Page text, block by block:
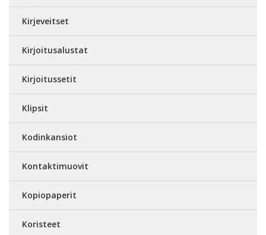
Kirjeveitset
Kirjoitusalustat
Kirjoitussetit
Klipsit
Kodinkansiot
Kontaktimuovit
Kopiopaperit
Koristeet